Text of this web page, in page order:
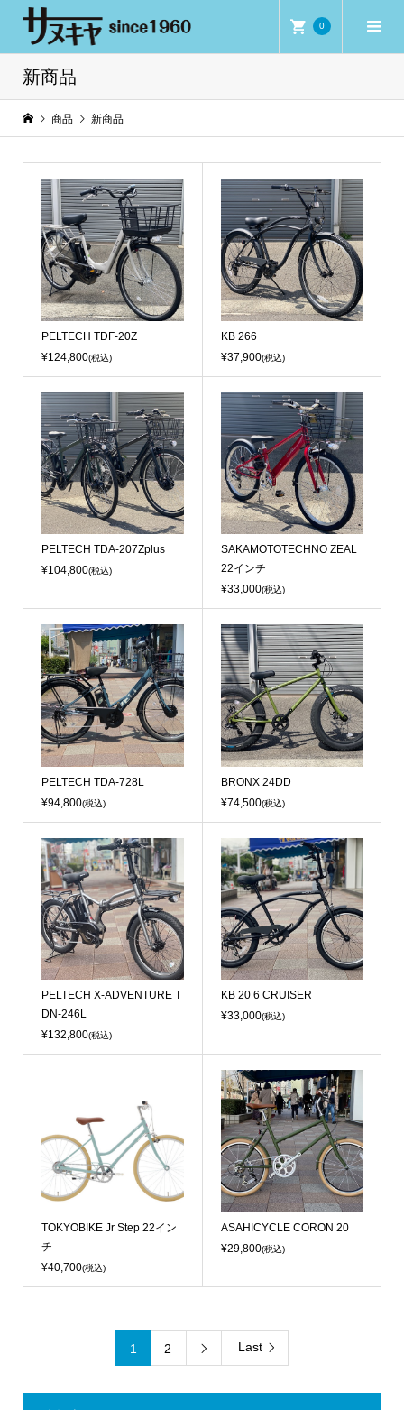
0
新商品
商品 新商品
PELTECH TDF-20Z
¥124,800(税込)
KB 266
¥37,900(税込)
PELTECH TDA-207Zplus
¥104,800(税込)
SAKAMOTOTECHNO ZEAL
22インチ
¥33,000(税込)
PELTECH TDA-728L
¥94,800(税込)
BRONX 24DD
¥74,500(税込)
PELTECH X-ADVENTURE T
DN-246L
¥132,800(税込)
KB 20 6 CRUISER
¥33,000(税込)
TOKYOBIKE Jr Step 22イン
チ
¥40,700(税込)
ASAHICYCLE CORON 20
¥29,800(税込)
1 2  Last